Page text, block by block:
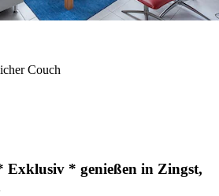
* genießen in Zingst,